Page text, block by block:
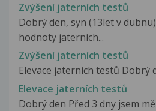
Zvýšení jaterních testů
Dobrý den, syn (13let v
hodnoty jaterních...
Zvýšení jaterních testů
Elevace jaterních testů Dobrý
Elevace jaterních testů
Dobrý den Před 3 dny jsem